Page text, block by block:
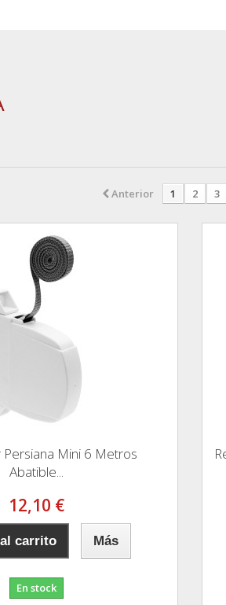
Anterior 1 2 3
Persiana Mini 6 Metros
Abatible...
12,10 €
carrito Más
En stock